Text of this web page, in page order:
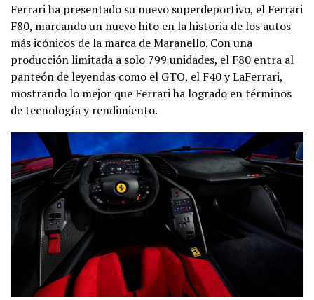
Ferrari ha presentado su nuevo superdeportivo, el Ferrari
F80, marcando un nuevo hito en la historia de los autos
más icónicos de la marca de Maranello. Con una
producción limitada a solo 799 unidades, el F80 entra al
panteón de leyendas como el GTO, el F40 y LaFerrari,
mostrando lo mejor que Ferrari ha logrado en términos
de tecnología y rendimiento.